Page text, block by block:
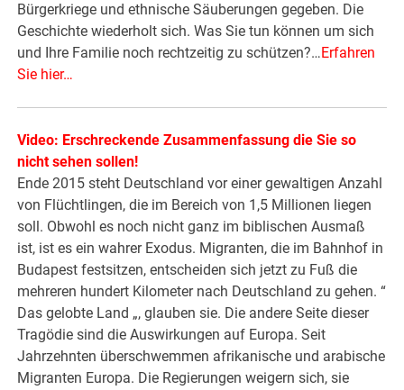
Bürgerkriege und ethnische Säuberungen gegeben. Die
Geschichte wiederholt sich. Was Sie tun können um sich
und Ihre Familie noch rechtzeitig zu schützen?…Erfahren
Sie hier…
Video: Erschreckende Zusammenfassung die Sie so
nicht sehen sollen!
Ende 2015 steht Deutschland vor einer gewaltigen Anzahl
von Flüchtlingen, die im Bereich von 1,5 Millionen liegen
soll. Obwohl es noch nicht ganz im biblischen Ausmaß
ist, ist es ein wahrer Exodus. Migranten, die im Bahnhof in
Budapest festsitzen, entscheiden sich jetzt zu Fuß die
mehreren hundert Kilometer nach Deutschland zu gehen. “
Das gelobte Land „, glauben sie. Die andere Seite dieser
Tragödie sind die Auswirkungen auf Europa. Seit
Jahrzehnten überschwemmen afrikanische und arabische
Migranten Europa. Die Regierungen weigern sich, sie